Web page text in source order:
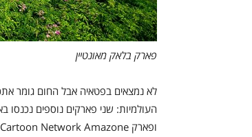
פארק בלאק מאונטיין